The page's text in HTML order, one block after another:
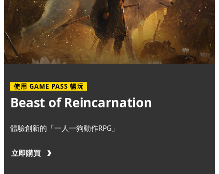
使用 GAME PASS 暢玩
Beast of Reincarnation
體驗創新的「一人一狗動作RPG」
立即購買